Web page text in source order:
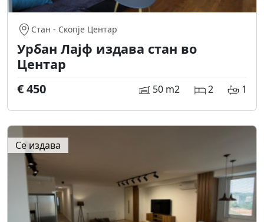
Стан - Скопје Центар
Урбан Лајф издава стан во
Центар
€ 450 50 m2 2 1
Се издава